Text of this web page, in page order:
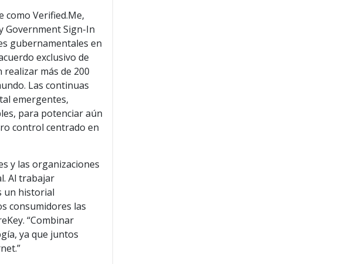
como Verified.Me,
Government Sign-In
gubernamentales en
exclusivo de
realizar más de 200
Las continuas
emergentes,
para potenciar aún
control centrado en
y las organizaciones
Al trabajar
un historial
consumidores las
“Combinar
ya que juntos